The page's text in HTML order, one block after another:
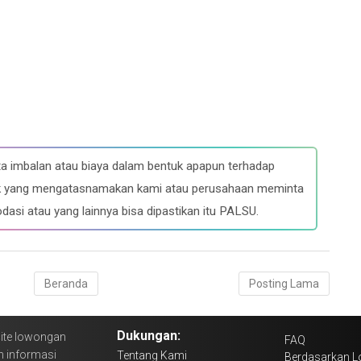
imbalan atau biaya dalam bentuk apapun terhadap
mengatasnamakan kami atau perusahaan meminta
atau yang lainnya bisa dipastikan itu PALSU.
Posting Lama
Beranda
lowongan
informasi
Dukungan:
Tentang Kami
FAQ
Berdasarkan